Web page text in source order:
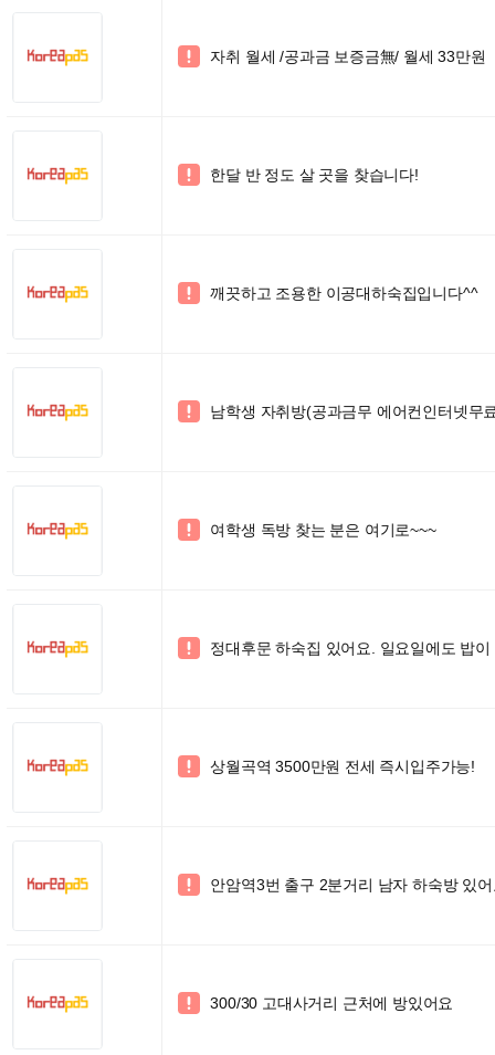
 자취 월세 /공과금 보증금無/ 월세 33만원
 한달 반 정도 살 곳을 찾습니다!
 깨끗하고 조용한 이공대하숙집입니다^^
 남학생 자취방(공과금무 에어컨인터넷무
 여학생 독방 찾는 분은 여기로~~~
 정대후문 하숙집 있어요. 일요일에도 밥
 상월곡역 3500만원 전세 즉시입주가능!
 안암역3번 출구 2분거리 남자 하숙방 있
 300/30 고대사거리 근처에 방있어요